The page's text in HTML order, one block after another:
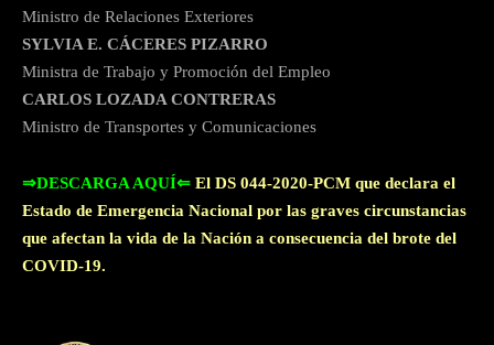
Ministro de Relaciones Exteriores
SYLVIA E. CÁCERES PIZARRO
Ministra de Trabajo y Promoción del Empleo
CARLOS LOZADA CONTRERAS
Ministro de Transportes y Comunicaciones
⇒DESCARGA AQUÍ⇐ El DS 044-2020-PCM que declara el
Estado de Emergencia Nacional por las graves circunstancias
que afectan la vida de la Nación a consecuencia del brote del
COVID-19.